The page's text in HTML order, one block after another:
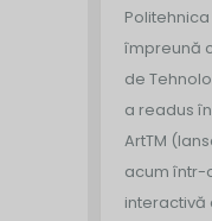
împreună
de
a readus
ArtTM
acum într-
interactivă